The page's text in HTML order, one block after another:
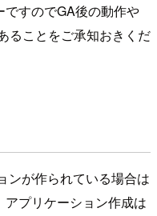
すのでGA後の動作や
ることをご承知おきくだ
ンが作られている場合は
プリケーション作成は